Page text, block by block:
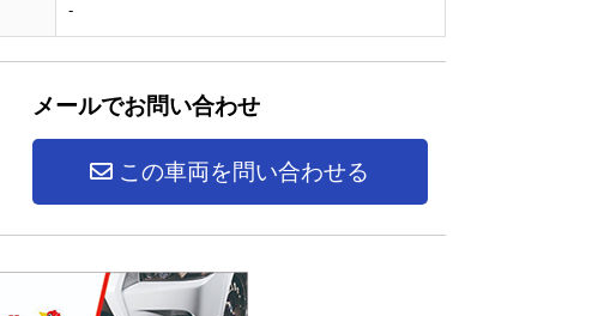
-
メールでお問い合わせ
この車両を問い合わせる